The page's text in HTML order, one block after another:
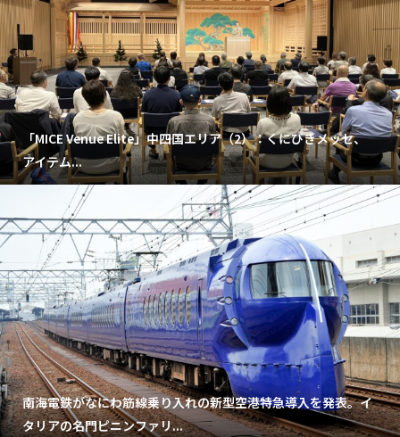
「MICE Venue Elite」中四国エリア（2）：くにびきメッセ、
アイテム...
南海電鉄がなにわ筋線乗り入れの新型空港特急導入を発表。イ
タリアの名門ピニンファリ...